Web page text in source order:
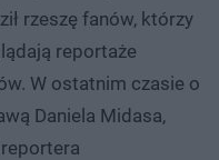
rzeszę fanów, którzy
reportaże
W ostatnim czasie o
Daniela Midasa,